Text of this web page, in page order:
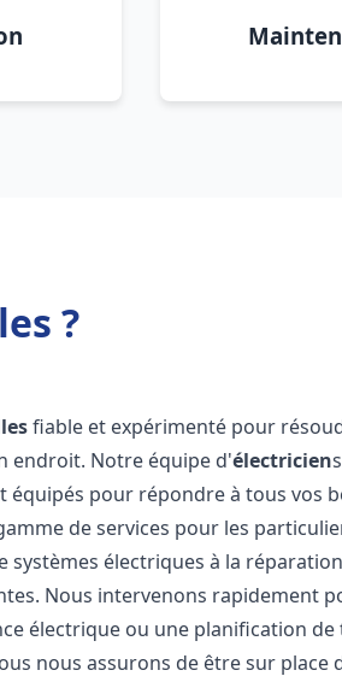
?
fiable et expérimenté pour
endroit. Notre équipe d'électricien
pour répondre à tous vos
de services pour les
systèmes électriques à la
Nous intervenons rapidement
électrique ou une planification de
nous assurons de être sur place